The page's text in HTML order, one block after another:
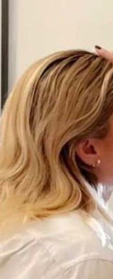
популярни
за тях има
различни
на права
2024 г.
защита
и